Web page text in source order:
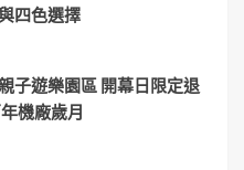
四色選擇
子遊樂園區 開幕日限定退
機廠歲月